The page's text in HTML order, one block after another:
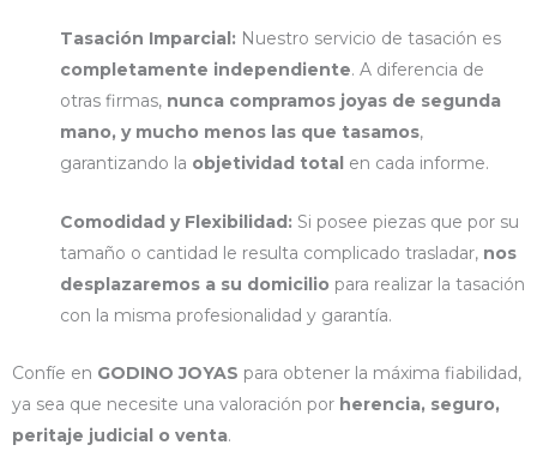
Tasación Imparcial: Nuestro servicio de tasación es
completamente independiente. A diferencia de
otras firmas, nunca compramos joyas de segunda
mano, y mucho menos las que tasamos,
garantizando la objetividad total en cada informe.
Comodidad y Flexibilidad: Si posee piezas que por su
tamaño o cantidad le resulta complicado trasladar, nos
desplazaremos a su domicilio para realizar la tasación
con la misma profesionalidad y garantía.
Confíe en GODINO JOYAS para obtener la máxima fiabilidad,
ya sea que necesite una valoración por herencia, seguro,
peritaje judicial o venta.